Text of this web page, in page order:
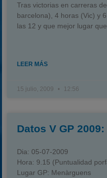
Tras victorias en carreras
barcelona), 4 horas (Vic) y
las 12 y que mejor lugar
LEER MÁS
15 julio, 2009 12:56
Datos V GP
Dia:05-07-2009
Hora: 9.15 (Puntualidad
Lugar GP: Menàrguens